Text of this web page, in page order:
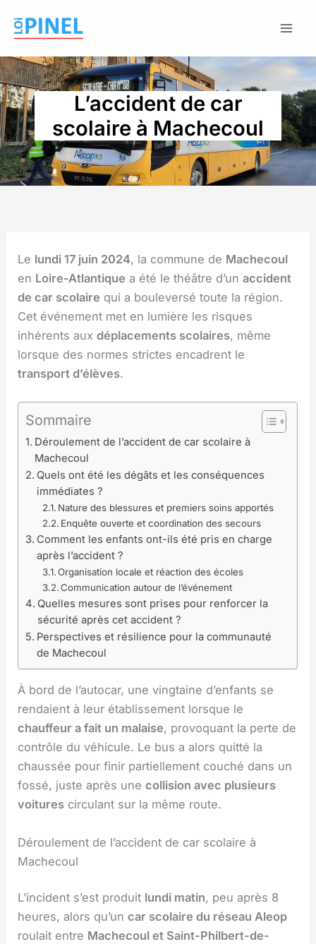
L’accident de car
scolaire à Machecoul
Le lundi 17 juin 2024, la commune de Machecoul
en Loire-Atlantique a été le théâtre d’unaccident
de car scolaire qui a bouleversé toute la région.
Cet événement met en lumière les risques
inhérents auxdéplacements scolaires, même
lorsque des normes strictes encadrent le
transport d’élèves.
Sommaire
Déroulement de l’accident de car scolaire à
Machecoul
Quels ont été les dégâts et les conséquences
immédiates ?
Nature des blessures et premiers soins apportés
Enquête ouverte et coordination des secours
Comment les enfants ont-ils été pris en charge
après l’accident ?
Organisation locale et réaction des écoles
Communication autour de l’événement
Quelles mesures sont prises pour renforcer la
sécurité après cet accident ?
Perspectives et résilience pour la communauté
de Machecoul
À bord de l’autocar, une vingtaine d’enfants se
rendaient à leur établissement lorsque le
chauffeur a fait un malaise, provoquant la perte de
contrôle du véhicule. Le bus a alors quitté la
chaussée pour finir partiellement couché dans un
fossé, juste après unecollision avec plusieurs
voitures circulant sur la même route.
Déroulement de l’accident de car scolaire à
Machecoul
L’incident s’est produit lundi matin, peu après 8
heures, alors qu’uncar scolaire du réseau Aleop
roulait entre Machecoul et Saint-Philbert-de-